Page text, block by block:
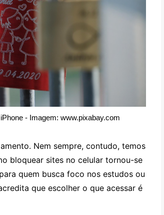
- Imagem: www.pixabay.com
Nem sempre, contudo, temos
bloquear sites no celular tornou-se
quem busca foco nos estudos ou
que escolher o que acessar é